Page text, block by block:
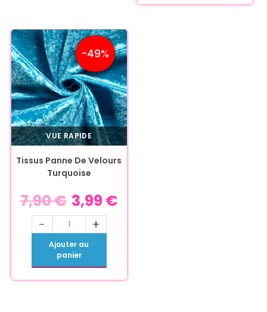
-49%
VUE RAPIDE
Tissus Panne De Velours
Turquoise
7,90€ 3,99 €
- +
Ajouter au
panier